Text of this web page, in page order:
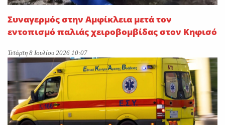
Συναγερμός στην Αμφίκλεια μετά τον
εντοπισμό παλιάς χειροβομβίδας στον Κηφισό
Τετάρτη 8 Ιουλίου 2026 10:07